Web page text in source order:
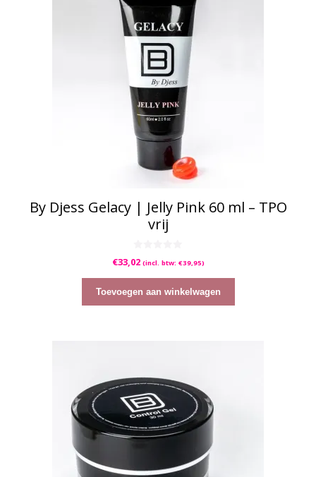
By Djess Gelacy | Jelly Pink 60 ml – TPO
vrij
0
v
5
€33,02 (incl. btw: €39,95)
Toevoegen aan winkelwagen